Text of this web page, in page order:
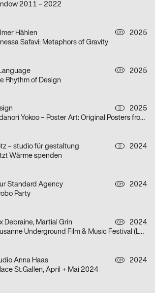
2011 – 2022
Hählen CH
2025
Safavi: Metaphors of Gravity
CH
2025
Rhythm of Design
D
2025
Tadanori Yokoo – Poster Art: Original Posters from 1965 – 2025
– studio für gestaltung D
2024
Wärme spenden
Standard Agency CH
2024
Party
Debraine, Martial Grin CH
2024
Lausanne Underground Film & Music Festival (LUFF) 2024
Anna Haas CH
2024
St.Gallen, April + Mai 2024